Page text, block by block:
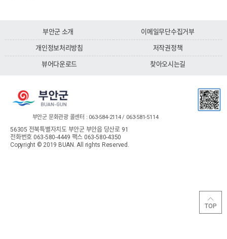
TOP
부안군 소개 이메일무단수집거부
개인정보처리방침 저작권정책
뷰어다운로드 찾아오시는길
부안군 문화관광 콜센터 : 063-584-2114 / 063-581-5114
56305 전북특별자치도 부안군 부안읍 당산로 91
전화번호 063-580-4449 팩스 063-580-4350
Copyright © 2019 BUAN. All rights Reserved.